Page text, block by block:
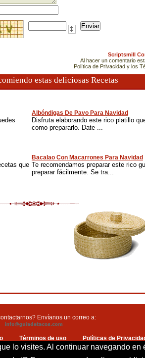
lo visites. Al continuar navegando en
Scriptsmill
Al hacer un comentario
Política de Privacidad y los
estas deliciosas Recetas
Albóndigas De Pavo Para Navidad
Disfruta elaborando este rico platillo
como prepararlo. Date ...
que
Bacalao Con Macarrones Para Navidad
Te recomendamos preparar este rico
preparar fácilmente. Se tra...
Envíanos un correo a:
Términos de uso
Políticas de
cookies
Contacto